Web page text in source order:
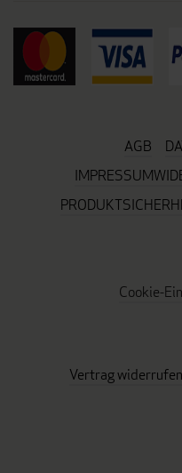
AGB
IMPRESSUM
Cookie-
Vertrag widerrufen